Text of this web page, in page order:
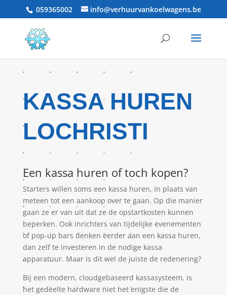
059365002 info@verhuurvankoelwagens.be
KASSA HUREN
LOCHRISTI
Een kassa huren of toch kopen?
Starters willen soms een kassa huren, in plaats van
meteen tot een aankoop over te gaan. Op die manier
gaan ze er van uit dat ze de opstartkosten kunnen
beperken. Ook inrichters van tijdelijke evenementen
of pop-up bars denken eerder aan een kassa huren,
dan zelf te investeren in de nodige kassa
apparatuur. Maar is dit wel de juiste de redenering?
Bij een modern, cloudgebaseerd kassasysteem, is
het gedeelte hardware niet het enigste die de